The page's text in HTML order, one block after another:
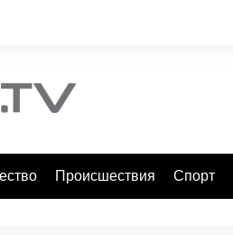
Происшествия Спорт